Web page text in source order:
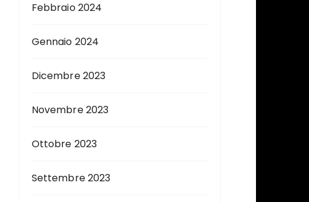
Febbraio 2024
Gennaio 2024
Dicembre 2023
Novembre 2023
Ottobre 2023
Settembre 2023